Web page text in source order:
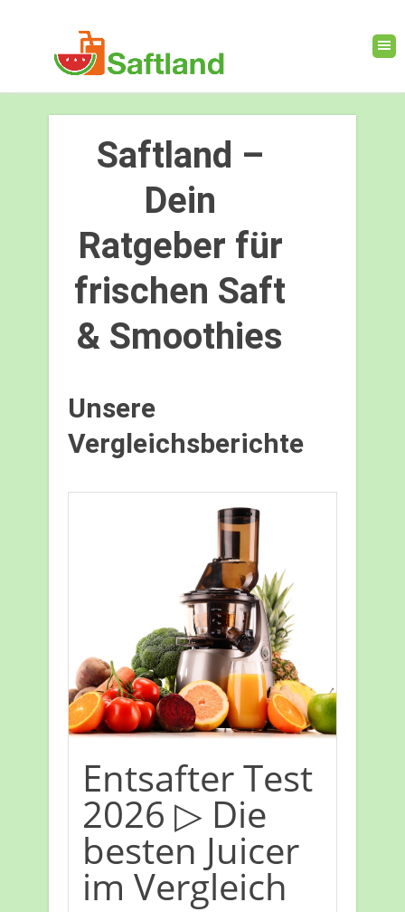
Saftland –
Dein
Ratgeber für
frischen Saft
& Smoothies
Unsere
Vergleichsberichte
Entsafter Test
2026 ▷ Die
besten Juicer
im Vergleich